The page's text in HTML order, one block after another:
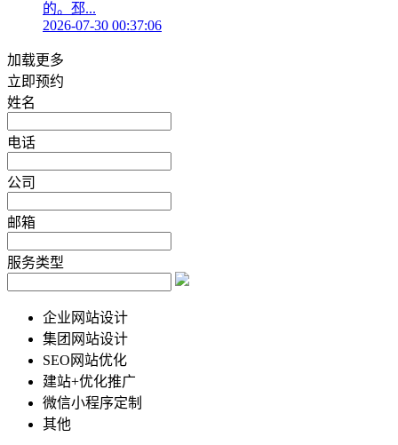
的。邳...
2026-07-30 00:37:06
加载更多
立即预约
姓名
电话
公司
邮箱
服务类型
企业网站设计
集团网站设计
SEO网站优化
建站+优化推广
微信小程序定制
其他